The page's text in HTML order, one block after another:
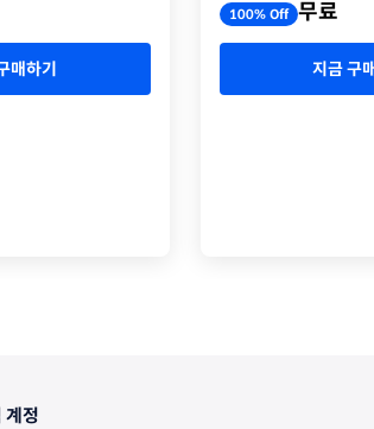
매하기
100% Off 무료
지금 구
계정